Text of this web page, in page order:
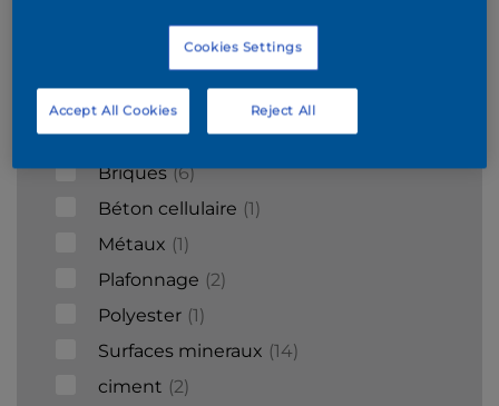
Supports
Bois 9
Briques 6
Béton cellulaire 1
Métaux 1
Plafonnage
2
Polyester 1
Surfaces mineraux 14
ciment
2
Cookies Settings
Reject All
Accept All Cookies